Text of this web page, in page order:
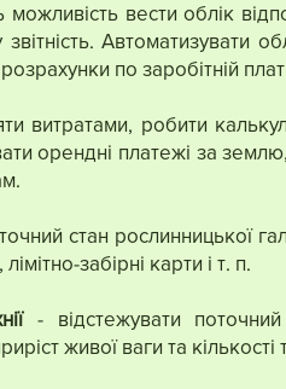
можливість вести облік
Автоматизувати
по заробітній
витратами, робити
орендні платежі за
стан рослинницької
забірні карти і т. п.
- відстежувати
живої ваги та